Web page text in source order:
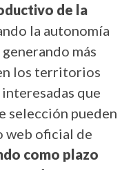
de la
la autonomía
más
los territorios
interesadas que
selección pueden
web oficial de
como plazo